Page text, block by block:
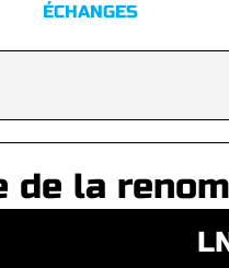
ÉCHANGES
de la